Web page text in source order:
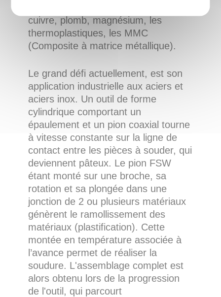
cuivre, plomb, magnésium, les
thermoplastiques, les MMC
(Composite à matrice métallique).
Le grand défi actuellement, est son
application industrielle aux aciers et
aciers inox. Un outil de forme
cylindrique comportant un
épaulement et un pion coaxial tourne
à vitesse constante sur la ligne de
contact entre les pièces à souder, qui
deviennent pâteux. Le pion FSW
étant monté sur une broche, sa
rotation et sa plongée dans une
jonction de 2 ou plusieurs matériaux
génèrent le ramollissement des
matériaux (plastification). Cette
montée en température associée à
l’avance permet de réaliser la
soudure. L'assemblage complet est
alors obtenu lors de la progression
de l'outil, qui parcourt